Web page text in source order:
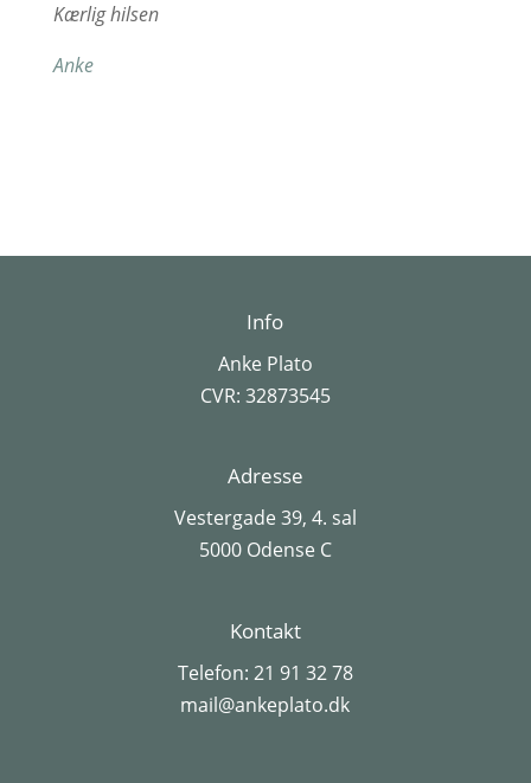
Kærlig hilsen
Anke
Info
Anke Plato
CVR: 32873545
Adresse
Vestergade 39, 4. sal
5000 Odense C
Kontakt
Telefon: 21 91 32 78
mail@ankeplato.dk